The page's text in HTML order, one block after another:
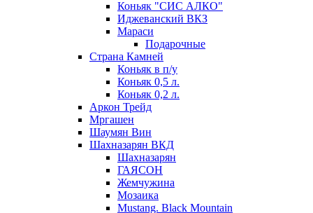
Коньяк "СИС АЛКО"
Иджеванский ВКЗ
Мараси
Подарочные
Страна Камней
Коньяк в п/у
Коньяк 0,5 л.
Коньяк 0,2 л.
Аркон Трейд
Мргашен
Шаумян Вин
Шахназарян ВКД
Шахназарян
ГАЯСОН
Жемчужина
Мозаика
Mustang. Black Mountain